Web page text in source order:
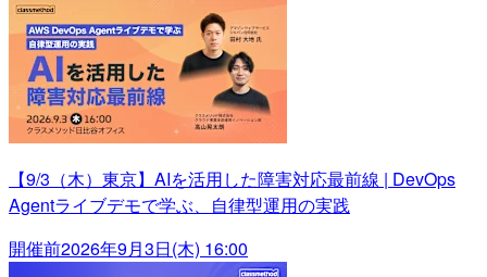
【9/3（木）東京】AIを活用した障害対応最前線 | DevOps
Agentライブデモで学ぶ、自律型運用の実践
開催前2026年9月3日(木) 16:00